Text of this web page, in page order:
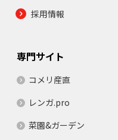
採用情報
専門サイト
コメリ産直
レンガ.pro
菜園&ガーデン